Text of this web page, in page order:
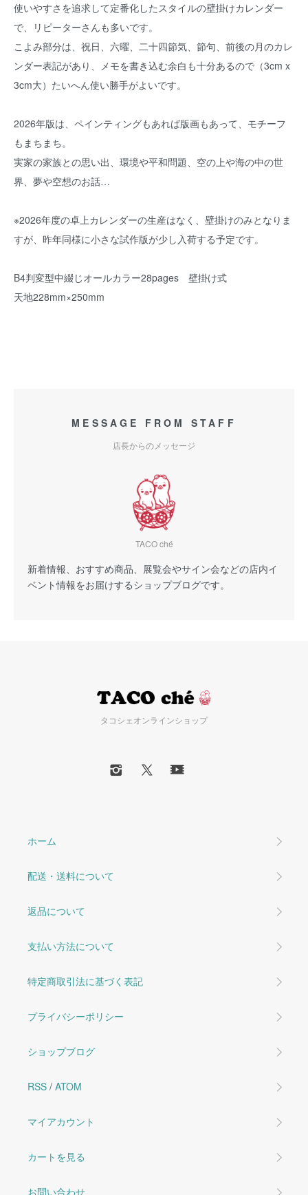
使いやすさを追求して定番化したスタイルの壁掛けカレンダー
で、リピーターさんも多いです。
こよみ部分は、祝日、六曜、二十四節気、節句、前後の月のカレ
ンダー表記があり、メモを書き込む余白も十分あるので（3cm x
3cm大）たいへん使い勝手がよいです。
2026年版は、ペインティングもあれば版画もあって、モチーフ
もまちまち。
実家の家族との思い出、環境や平和問題、空の上や海の中の世
界、夢や空想のお話…
※2026年度の卓上カレンダーの生産はなく、壁掛けのみとなりま
すが、昨年同様に小さな試作版が少し入荷する予定です。
B4判変型中綴じオールカラー28pages 壁掛け式
天地228mm×250mm
MESSAGE FROM STAFF
店長からのメッセージ
TACO ché
新着情報、おすすめ商品、展覧会やサイン会などの店内イ
ベント情報をお届けするショップブログです。
タコシェオンラインショップ
ホーム
配送・送料について
返品について
支払い方法について
特定商取引法に基づく表記
プライバシーポリシー
ショップブログ
RSS / ATOM
マイアカウント
カートを見る
お問い合わせ